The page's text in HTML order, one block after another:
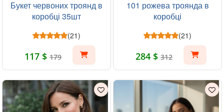
Букет червоних троянд в
коробці 35шт
(21)
117 $ 179
101 рожева троянда в
коробці
(21)
284 $ 312